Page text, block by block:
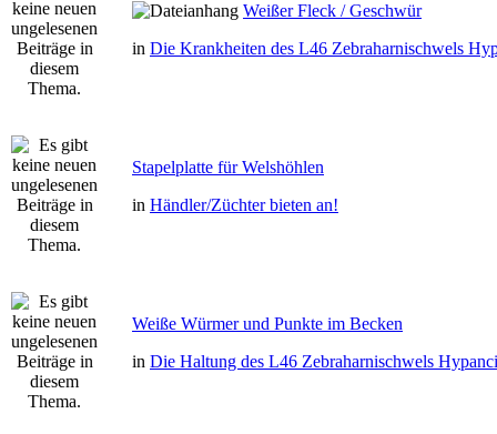
Weißer Fleck / Geschwür
in Die Krankheiten des L46 Zebraharnischwels
Stapelplatte für Welshöhlen
in Händler/Züchter bieten an!
Weiße Würmer und Punkte im Becken
in Die Haltung des L46 Zebraharnischwels